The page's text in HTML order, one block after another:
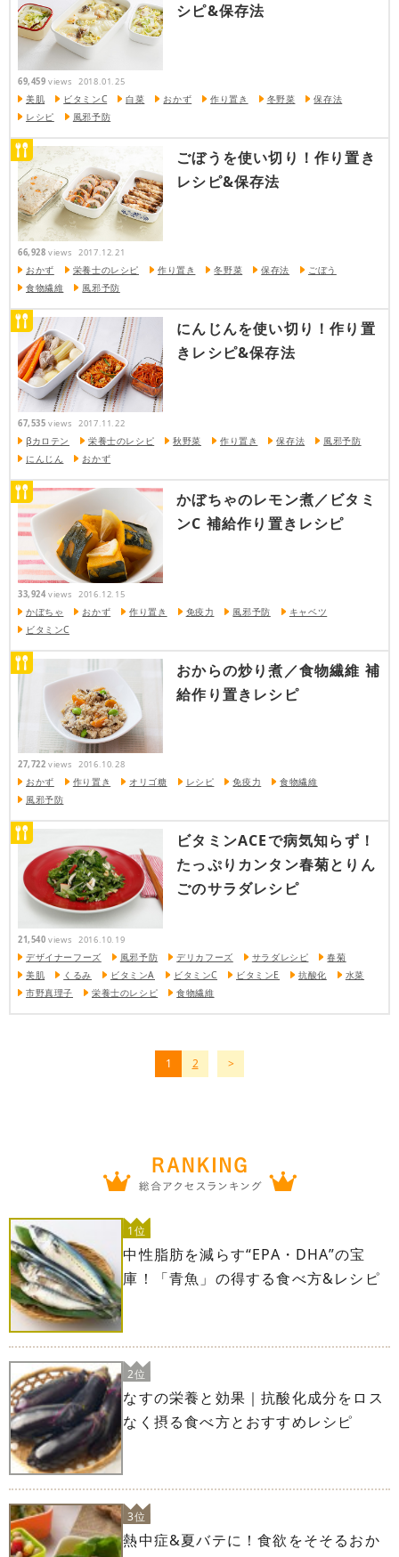
シピ&保存法
69,459 views 2018.01.25
美肌 ビタミンC 白菜 おかず 作り置き 冬野菜
保存法
レシピ
風邪予防
ごぼうを使い切り！作り置き
レシピ&保存法
66,928 views 2017.12.21
おかず 栄養士のレシピ 作り置き 冬野菜 保存法
ごぼう
食物繊維
風邪予防
にんじんを使い切り！作り置
きレシピ&保存法
67,535 views 2017.11.22
βカロテン 栄養士のレシピ 秋野菜 作り置き 保存法
風邪予防
にんじん
おかず
かぼちゃのレモン煮／ビタミ
ンC 補給作り置きレシピ
33,924 views 2016.12.15
かぼちゃ おかず 作り置き 免疫力 風邪予防
キャベツ
ビタミンC
おからの炒り煮／食物繊維 補
給作り置きレシピ
27,722 views 2016.10.28
おかず 作り置き オリゴ糖 レシピ 免疫力
食物繊維
風邪予防
ビタミンACEで病気知らず！
たっぷりカンタン春菊とりん
ごのサラダレシピ
21,540 views 2016.10.19
デザイナーフーズ 風邪予防 デリカフーズ サラダレシピ
春菊
美肌
くるみ ビタミンA ビタミンC ビタミンE 抗酸化
水菜
市野真理子
栄養士のレシピ 食物繊維
1 2
1位
中性脂肪を減らす“EPA・DHA”の宝
庫！「青魚」の得する食べ方&レシピ
2位
なすの栄養と効果｜抗酸化成分をロス
なく摂る食べ方とおすすめレシピ
3位
熱中症&夏バテに！食欲をそそるおか